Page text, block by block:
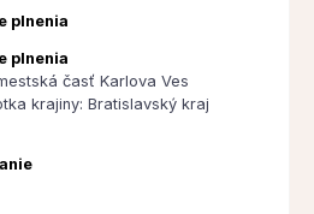
plnenia
plnenia
časť Karlova Ves
krajiny: Bratislavský kraj